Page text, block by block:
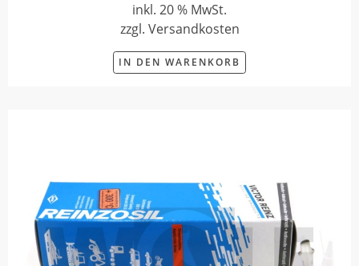
inkl. 20 % MwSt.
zzgl. Versandkosten
IN DEN WARENKORB